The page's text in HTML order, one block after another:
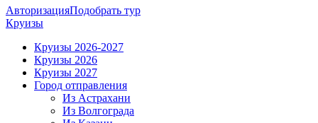
АвторизацияПодобрать тур
Круизы
Круизы 2026-2027
Круизы 2026
Круизы 2027
Город отправления
Из Астрахани
Из Волгограда